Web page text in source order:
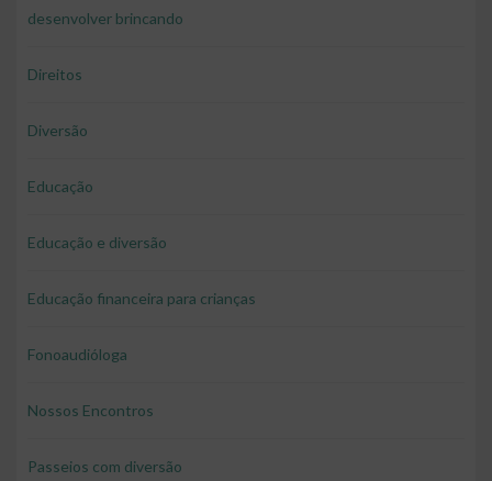
desenvolver brincando
Direitos
Diversão
Educação
Educação e diversão
Educação financeira para crianças
Fonoaudióloga
Nossos Encontros
Passeios com diversão